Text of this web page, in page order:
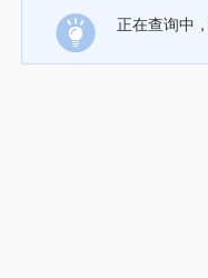
正在查询中